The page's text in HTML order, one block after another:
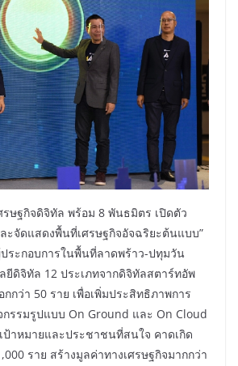
รษฐกิจดิจิทัล พร้อม 8 พันธมิตร เปิดตัว
ละจัดแสดงพื้นที่เศรษฐกิจอัจฉริยะต้นแบบ”
ระกอบการในพื้นที่ลาดพร้าว-ปทุมวัน
ยีดิจิทัล 12 ประเภทจากดิจิทัลสตาร์ทอัพ
กว่า 50 ราย เพื่อเพิ่มประสิทธิภาพการ
รรมรูปแบบ On Ground และ On Cloud
ป้าหมายและประชาชนที่สนใจ คาดเกิด
ราย สร้างมูลค่าทางเศรษฐกิจมากกว่า